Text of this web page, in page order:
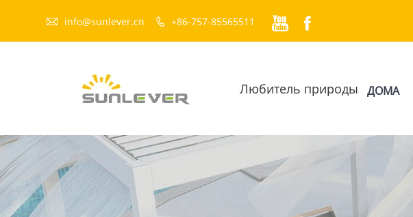
 info@sunlever.cn  +86-757-85565511  
ДОМА
Любитель природы